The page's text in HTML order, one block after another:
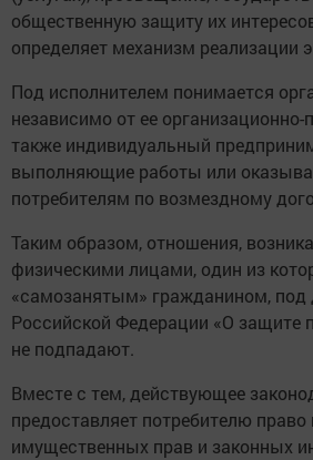
общественную защиту их
определяет механизм реализации
Под исполнителем понимается
независимо от ее
также индивидуальный
выполняющие работы или
потребителям по возмездному
Таким образом, отношения,
физическими лицами, один из
«самозанятым» гражданином, под
Российской Федерации «О защите
не подпадают.
Вместе с тем, действующее
предоставляет потребителю
имущественных прав и законных